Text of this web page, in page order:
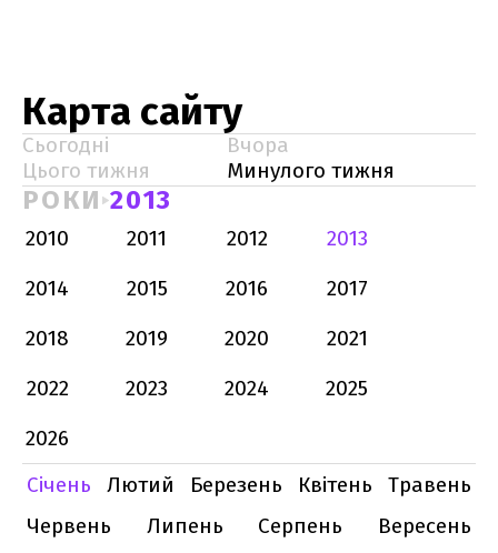
Карта сайту
Сьогодні
Вчора
Цього тижня
Минулого тижня
РОКИ 2013
2010 2011 2012
2013
2014
2015 2016
2017
2018
2019 2020
2021
2022
2023 2024
2025
2026
Січень
Лютий Березень Квітень
Травень
Червень
Липень Серпень
Вересень